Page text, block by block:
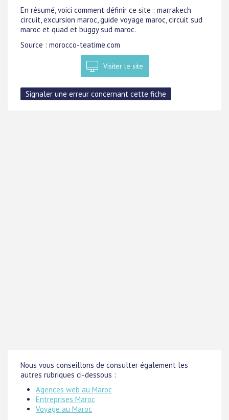
En résumé, voici comment définir ce site : marrakech
circuit, excursion maroc, guide voyage maroc, circuit sud
maroc et quad et buggy sud maroc.
Source : morocco-teatime.com
Visiter le site
Nous vous conseillons de consulter également les
autres rubriques ci-dessous :
Agences web au Maroc
Entreprises Maroc
Voyage au Maroc